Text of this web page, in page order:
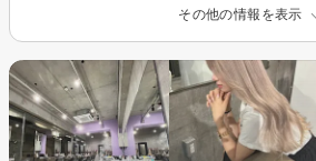
その他の情報を表示